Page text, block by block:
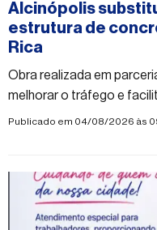
Alcinópolis
estrutura de
Rica
Obra realizada em
melhorar o tráfego e
rural
Publicado em 04/08/2026 às